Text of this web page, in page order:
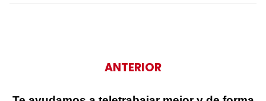
ANTERIOR